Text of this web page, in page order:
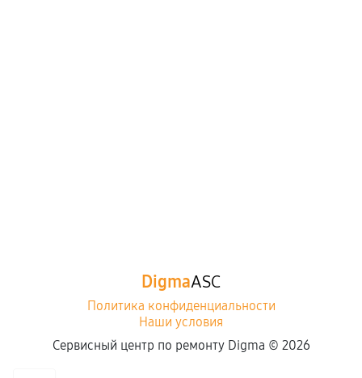
DigmaASC
Политика конфиденциальности
Наши условия
Сервисный центр по ремонту Digma © 2026